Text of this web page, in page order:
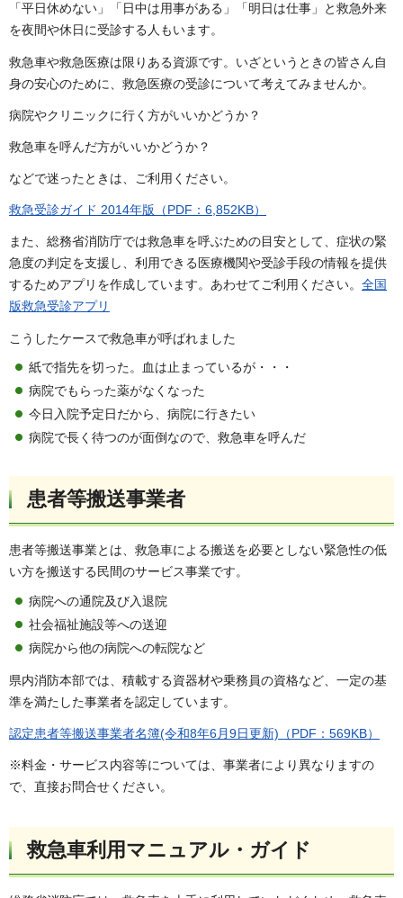
「平日休めない」「日中は用事がある」「明日は仕事」と救急外来
を夜間や休日に受診する人もいます。
救急車や救急医療は限りある資源です。いざというときの皆さん自
身の安心のために、救急医療の受診について考えてみませんか。
病院やクリニックに行く方がいいかどうか？
救急車を呼んだ方がいいかどうか？
などで迷ったときは、ご利用ください。
救急受診ガイド 2014年版（PDF：6,852KB）
また、総務省消防庁では救急車を呼ぶための目安として、症状の緊
急度の判定を支援し、利用できる医療機関や受診手段の情報を提供
するためアプリを作成しています。あわせてご利用ください。 全国
版救急受診アプリ
こうしたケースで救急車が呼ばれました
紙で指先を切った。血は止まっているが・・・
病院でもらった薬がなくなった
今日入院予定日だから、病院に行きたい
病院で長く待つのが面倒なので、救急車を呼んだ
患者等搬送事業者
患者等搬送事業とは、救急車による搬送を必要としない緊急性の低
い方を搬送する民間のサービス事業です。
病院への通院及び入退院
社会福祉施設等への送迎
病院から他の病院への転院など
県内消防本部では、積載する資器材や乗務員の資格など、一定の基
準を満たした事業者を認定しています。
認定患者等搬送事業者名簿(令和8年6月9日更新)（PDF：569KB）
※料金・サービス内容等については、事業者により異なりますの
で、直接お問合せください。
救急車利用マニュアル・ガイド